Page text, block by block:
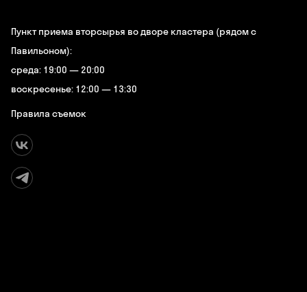
Пункт приема вторсырья во дворе кластера (рядом с
Павильоном):
среда: 19:00 — 20:00
воскресенье: 12:00 — 13:30
Правила съемок